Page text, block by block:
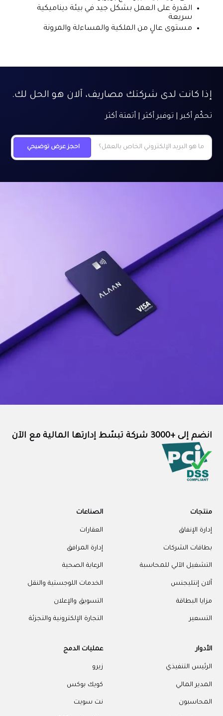
القدرة على العمل بشكل جيد في بيئة ديناميكية
سريعة
مستوى عالٍ من الملكية والمساءلة والمرونة
إذا كانت لدى شركتك مصاريف، آلان هو الحل لك.
تحكّم أكبر | توفير أكثر | أتمتة أكثر
انضم إلى +3000 شركة تبسّط إدارتها المالية مع الآن
منتجات
إدارة الإنفاق
بطاقات الشركات
التشغيل الآلي للمحاسبة
آلان إنتليجنس
مزايا البطاقة
التسعير
الصناعات
العقارات
إدارة المرافق
الرعاية الصحية
الخدمات اللوجستية والنقل
التسويق والإعلان
التجارة الإلكترونية والتجزئة
الأدوار
الرئيس التنفيذي
المدير المالي
المحاسبون
عمليات الدمج
زيرو
كويك بوكس
نت سويت